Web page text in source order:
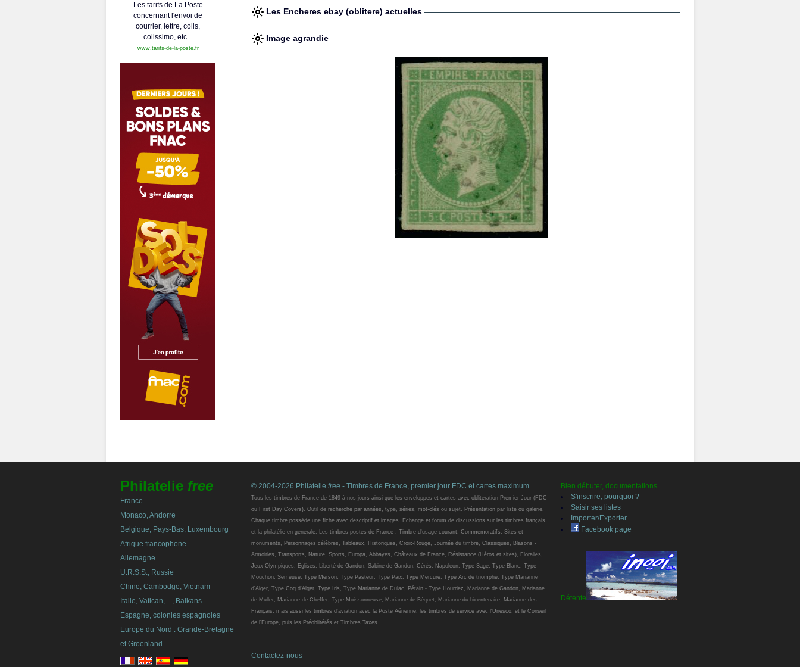
Les tarifs de La Poste
concernant l'envoi de
courrier, lettre, colis,
colissimo, etc...
www.tarifs-de-la-poste.fr
Les Encheres ebay (oblitere) actuelles
Image agrandie
Philatelie free
France
Monaco, Andorre
Belgique, Pays-Bas, Luxembourg
Afrique francophone
Allemagne
U.R.S.S., Russie
Chine, Cambodge, Vietnam
Italie, Vatican, ..., Balkans
Espagne, colonies espagnoles
Europe du Nord : Grande-Bretagne
et Groenland
© 2004-2026 Philatelie free - Timbres de France, premier jour FDC et cartes maximum.
Tous les timbres de France de 1849 à nos jours ainsi que les enveloppes et cartes avec oblitération Premier Jour (FDC
ou First Day Covers). Outil de recherche par années, type, séries, mot-clés ou sujet. Présentation par liste ou galerie.
Chaque timbre possède une fiche avec descriptif et images. Echange et forum de discussions sur les timbres français
et la philatélie en générale. Les timbres-postes de France : Timbre d'usage courant, Commémoratifs, Sites et
monuments, Personnages célèbres, Tableaux, Historiques, Croix-Rouge, Journée du timbre, Classiques, Blasons -
Armoiries, Transports, Nature, Sports, Europa, Abbayes, Châteaux de France, Résistance (Héros et sites), Floralies,
Jeux Olympiques, Eglises, Liberté de Gandon, Sabine de Gandon, Cérès, Napoléon, Type Sage, Type Blanc, Type
Mouchon, Semeuse, Type Merson, Type Pasteur, Type Paix, Type Mercure, Type Arc de triomphe, Type Marianne
d'Alger, Type Coq d'Alger, Type Iris, Type Marianne de Dulac, Pétain - Type Hourriez, Marianne de Gandon, Marianne
de Muller, Marianne de Cheffer, Type Moissonneuse, Marianne de Béquet, Marianne du bicentenaire, Marianne des
Français, mais aussi les timbres d'aviation avec la Poste Aérienne, les timbres de service avec l'Unesco, et le Conseil
de l'Europe, puis les Préoblitérés et Timbres Taxes.
Contactez-nous
Bien débuter, documentations
S'inscrire, pourquoi ?
Saisir ses listes
Importer/Exporter
Facebook page
Détente